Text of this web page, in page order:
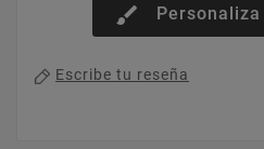
brush
Escribe tu reseña